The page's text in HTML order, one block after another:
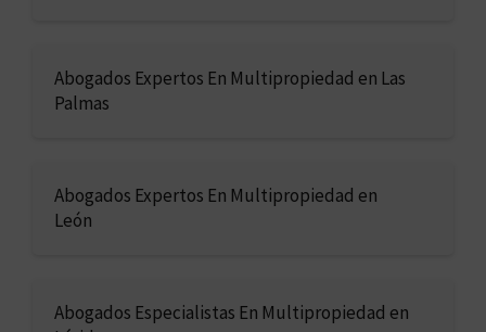
Abogados Expertos En Multipropiedad en Las
Palmas
Abogados Expertos En Multipropiedad en
León
Abogados Especialistas En Multipropiedad en